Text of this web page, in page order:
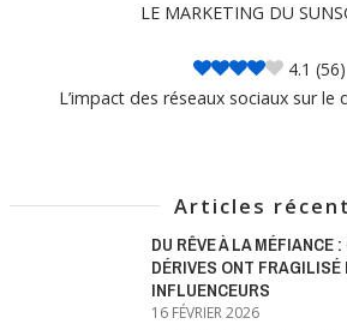
LE MARKETING DU
4.1 (56)
L’impact des réseaux sociaux sur le
Articles
DU RÊVE À LA MÉFIANCE
DÉRIVES ONT FRAGILISÉ
INFLUENCEURS
16 FÉVRIER 2026